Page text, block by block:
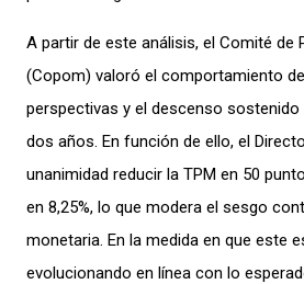
A partir de este análisis, el Comité de
(Copom) valoró el comportamiento
perspectivas y el descenso
dos años. En función de ello, el
unanimidad reducir la TPM en 50
en 8,25%, lo que modera el sesgo
monetaria. En la medida en que este
evolucionando en línea con lo